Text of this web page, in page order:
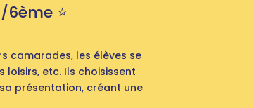
6ème ⭐️
camarades, les élèves se
loisirs, etc. Ils choisissent
présentation, créant une